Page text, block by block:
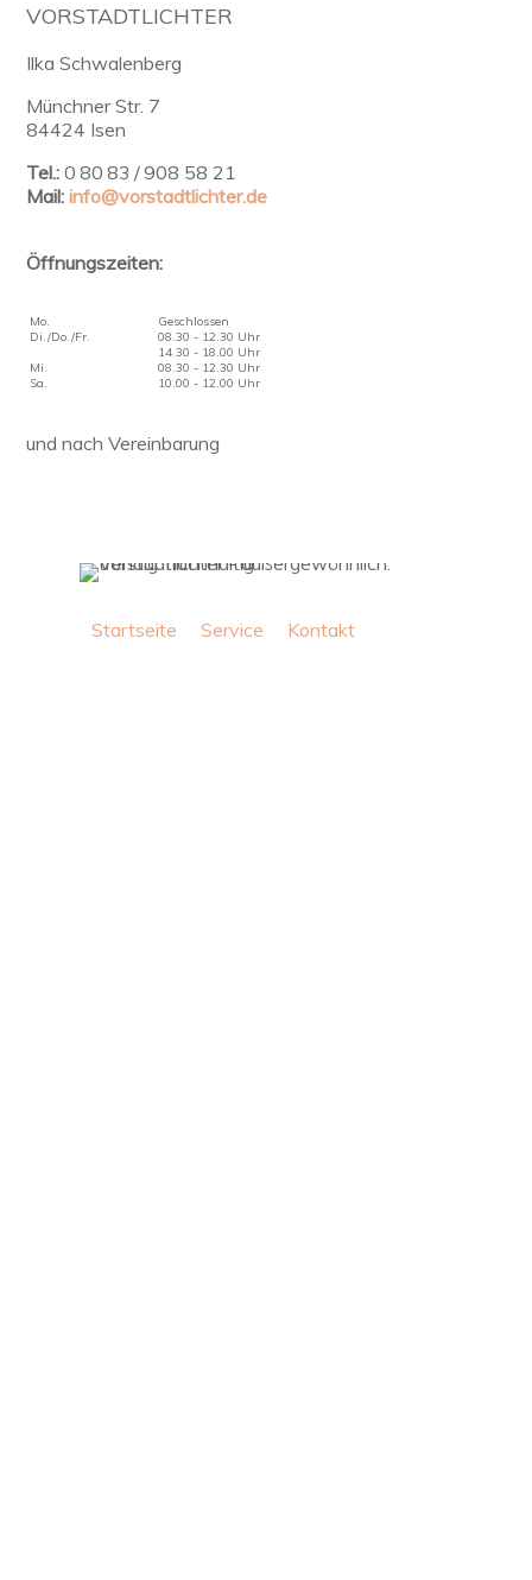
VORSTADTLICHTER
Ilka Schwalenberg
Münchner Str. 7
84424 Isen
Tel.: 0 80 83 / 908 58 21
Mail:info@vorstadtlichter.de
Öffnungszeiten:
Mo.
Di./Do./Fr.
Mi.
Sa.
Geschlossen
08.30 - 12.30 Uhr
14.30 - 18.00 Uhr
08.30 - 12.30 Uhr
10.00 - 12.00 Uhr
und nach Vereinbarung
Navigation
Startseite Service Kontakt